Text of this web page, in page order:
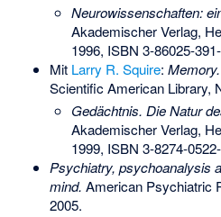
Neurowissenschaften:
Akademischer Verlag,
1996, ISBN 3-86025-
Mit Larry R. Squire:
Scientific American Library,
Gedächtnis. Die Natur
Akademischer Verlag,
1999, ISBN 3-8274-
Psychiatry, psychoanalysis
mind. American Psychiatric
2005.